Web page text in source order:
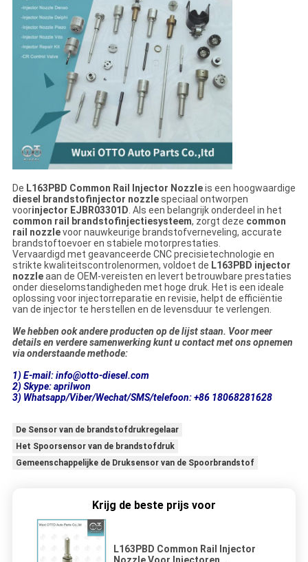
De L163PBD Common Rail Injector Nozzleis een hoogwaardige
diesel brandstofinjector nozzlespeciaal ontworpen
voorinjector EJBR03301D . Als een belangrijk onderdeel in het
common rail brandstofinjectiesysteem, zorgt deze common
rail nozzlevoor nauwkeurige brandstofverneveling, accurate
brandstoftoevoer en stabiele motorprestaties.
Vervaardigd met geavanceerde CNC precisietechnologie en
strikte kwaliteitscontrolenormen, voldoet de L163PBD injector
nozzleaan de OEM-vereisten en levert betrouwbare prestaties
onder dieselomstandigheden met hoge druk. Het is een ideale
oplossing voor injectorreparatie en revisie, helpt de efficiëntie
van de injector te herstellen en de levensduur te verlengen.
We hebben ook andere producten op de lijst staan. Voor meer
details en verdere samenwerking kunt u contact met ons opnemen
via onderstaande methode:
1) E-mail: info@otto-diesel.com
2) Skype: aprilwon
3) Whatsapp/Viber/Wechat/SMS/telefoon: +86 18068281628
De Sensor van de brandstofdrukregelaar
Het Spoorsensor van de brandstofdruk
Gemeenschappelijke de Druksensor van de Spoorbrandstof
Krijg de beste prijs voor
L163PBD Common Rail Injector